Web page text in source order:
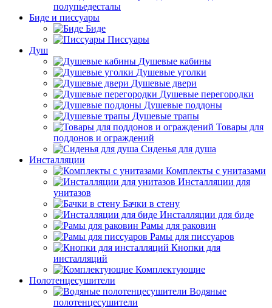
полупьедесталы
Биде и писсуары
Биде
Писсуары
Душ
Душевые кабины
Душевые уголки
Душевые двери
Душевые перегородки
Душевые поддоны
Душевые трапы
Товары для
поддонов и ограждений
Сиденья для душа
Инсталляции
Комплекты с унитазами
Инсталляции для
унитазов
Бачки в стену
Инсталляции для биде
Рамы для раковин
Рамы для писсуаров
Кнопки для
инсталляций
Комплектующие
Полотенцесушители
Водяные
полотенцесушители